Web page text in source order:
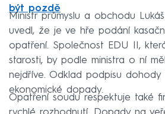
být pozdě
Ministr průmyslu a obchodu
uvedl, že je ve hře podání
opatření. Společnost EDU II,
starosti, by podle ministra o ní
nejdříve. Odklad podpisu
ekonomické dopady.
Opatření soudu respektuje také